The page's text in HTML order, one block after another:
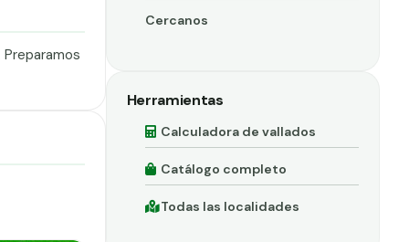
Cercanos
Herramientas
Calculadora de vallados
Catálogo completo
Todas las localidades